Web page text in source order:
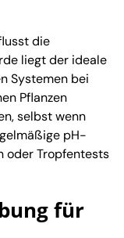
die
liegt der ideale
Systemen bei
Pflanzen
selbst wenn
pH-
oder Tropfentests
für